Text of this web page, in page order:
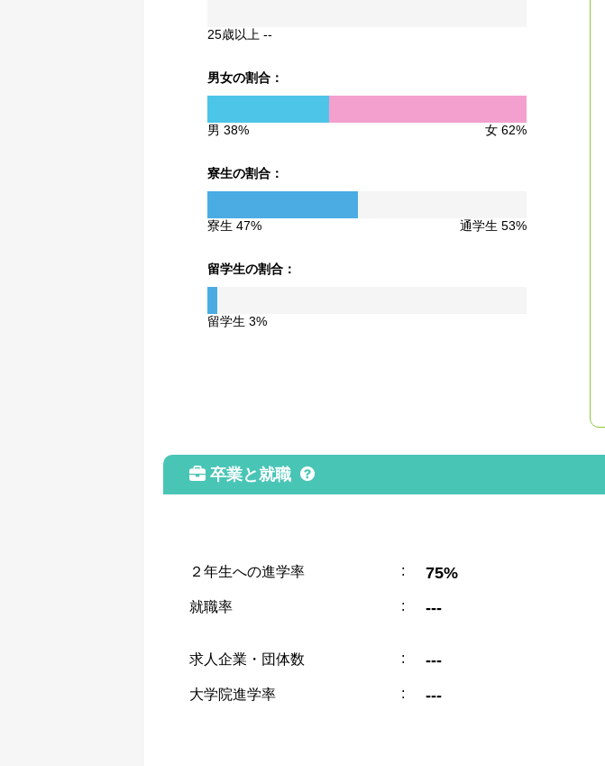
25歳以上 --
男女の割合：
男 38% 女 62%
寮生の割合：
寮生 47% 通学生 53%
留学生の割合：
留学生 3%
卒業と就職
２年生への進学率 : 75%
就職率 : ---
求人企業・団体数 : ---
大学院進学率 : ---